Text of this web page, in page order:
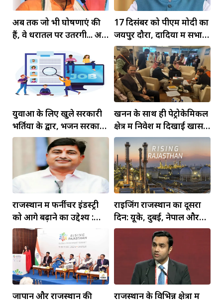
अब तक जो भी घोषणाएं की
हैं, वे धरातल पर उतरेंगी... अब
धरातल...
17 दिसंबर को पीएम मोदी का
जयपुर दौरा, दादिया में सभा
होगी... 500 करोड़ के 26
प्रोजेक्ट्स के होंगे शिलान्यास-
उद्घाटन
युवाओं के लिए खुले सरकारी
भर्तियों के द्वार, भजन सरकार
ने खोला पिटारा 63000 पदों
पर होंगी भर्तियां
खनन के साथ ही पेट्रोकेमिकल
क्षेत्र में निवेश में दिखाई खास
रुचि
राजस्थान में फर्नीचर इंडस्ट्री
को आगे बढ़ाने का उद्देश्य :
कुलरिया
राइजिंग राजस्थान का दूसरा
दिन: यूके, दुबई, नेपाल और
मुंबई से आए प्रवासी उद्यमी
जापान और राजस्थान की राजस्थान के विभिन्न क्षेत्रों में